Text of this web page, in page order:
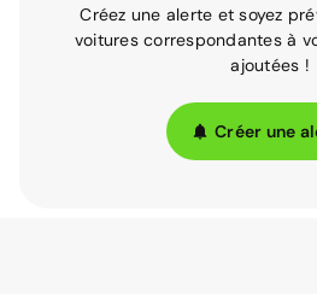
Créez une alerte et soyez
voitures correspondantes à
ajoutées !
Créer une